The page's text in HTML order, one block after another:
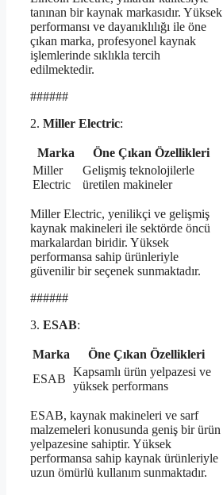
tanınan bir kaynak markasıdır. Yüksek
performansı ve dayanıklılığı ile öne
çıkan marka, profesyonel kaynak
işlemlerinde sıklıkla tercih
edilmektedir.
######
2. Miller Electric:
Marka
Öne Çıkan Özellikleri
Miller
Electric
Gelişmiş teknolojilerle
üretilen makineler
Miller Electric, yenilikçi ve gelişmiş
kaynak makineleri ile sektörde öncü
markalardan biridir. Yüksek
performansa sahip ürünleriyle
güvenilir bir seçenek sunmaktadır.
######
3. ESAB:
Marka
Öne Çıkan Özellikleri
ESAB
Kapsamlı ürün yelpazesi ve
yüksek performans
ESAB, kaynak makineleri ve sarf
malzemeleri konusunda geniş bir ürün
yelpazesine sahiptir. Yüksek
performansa sahip kaynak ürünleriyle
uzun ömürlü kullanım sunmaktadır.